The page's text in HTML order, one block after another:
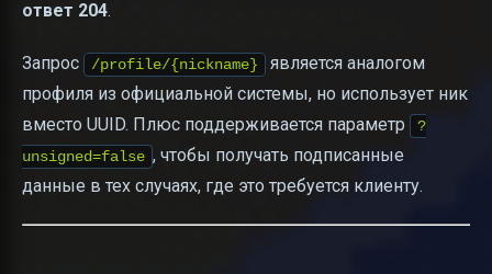
ответ 204.
Запрос /profile/{nickname}
является аналогом
профиля из официальной системы, но использует ник
вместо UUID. Плюс поддерживается параметр
?
unsigned=false , чтобы получать подписанные
данные в тех случаях, где это требуется клиенту.